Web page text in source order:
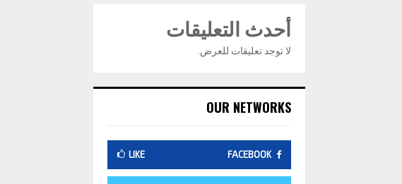
أحدث التعليقات
لا توجد تعليقات للعرض.
OUR NETWORKS
FACEBOOK
LIKE